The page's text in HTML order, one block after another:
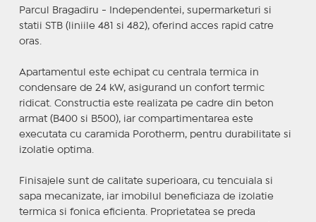
Parcul Bragadiru - Independentei, supermarketuri si
statii STB (liniile 481 si 482), oferind acces rapid catre
oras.
Apartamentul este echipat cu centrala termica in
condensare de 24 kW, asigurand un confort termic
ridicat. Constructia este realizata pe cadre din beton
armat (B400 si B500), iar compartimentarea este
executata cu caramida Porotherm, pentru durabilitate si
izolatie optima.
Finisajele sunt de calitate superioara, cu tencuiala si
sapa mecanizate, iar imobilul beneficiaza de izolatie
termica si fonica eficienta. Proprietatea se preda